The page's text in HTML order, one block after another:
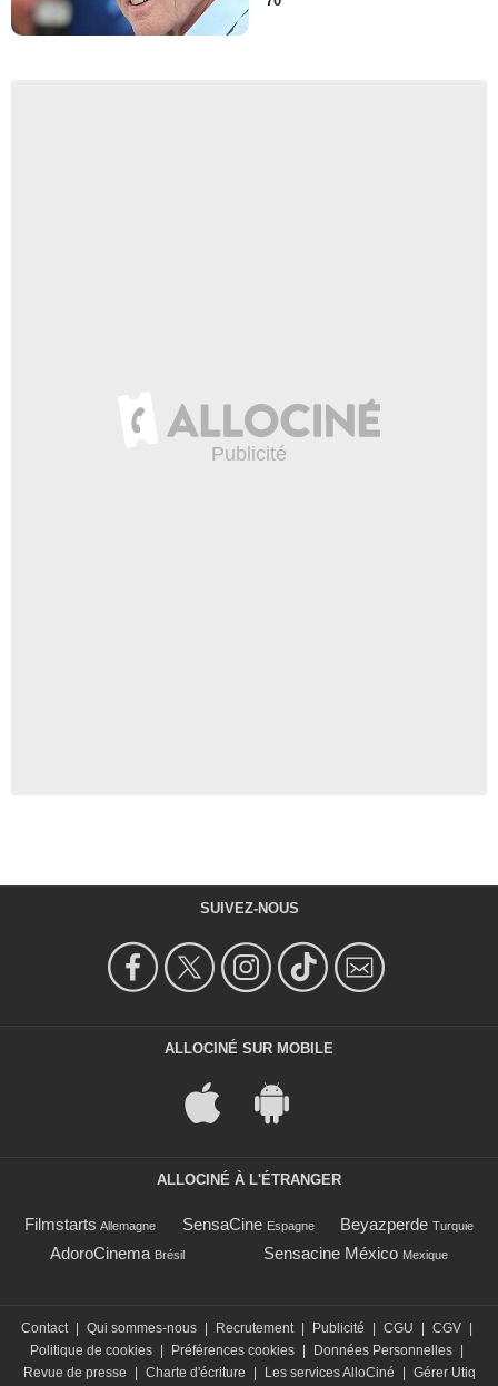
SUIVEZ-NOUS
ALLOCINÉ SUR MOBILE
ALLOCINÉ À L'ÉTRANGER
Filmstarts Allemagne SensaCine Espagne Beyazperde Turquie
AdoroCinema Brésil Sensacine México Mexique
Contact | Qui sommes-nous | Recrutement | Publicité | CGU | CGV |
Politique de cookies | Préférences cookies | Données Personnelles |
Revue de presse
| Charte d'écriture | Les services AlloCiné | Gérer Utiq